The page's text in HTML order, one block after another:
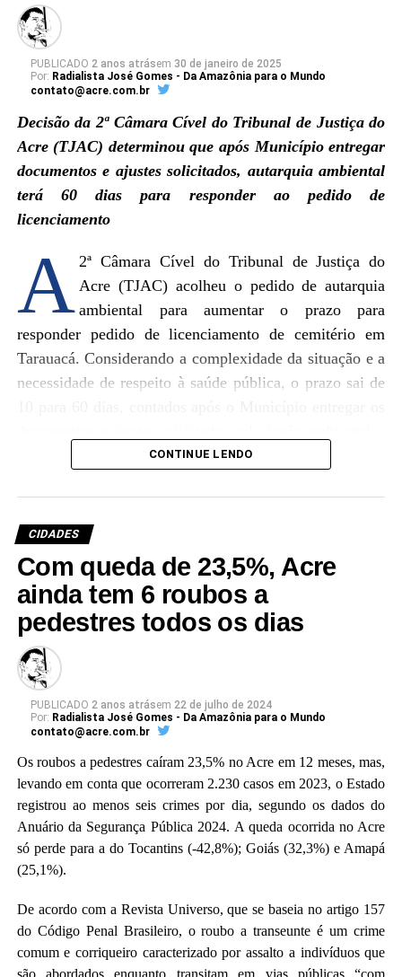
Ver essa foto no Instagram
Uma conversa atual e necessária sobre liderança,
protagonismo feminino, transformação do mundo do
trabalho, impacto do digital e novas possibilidades para
o presente e para o futuro.
Local:Ginásio Ruynet Lima de Matos, Tarauacá/AC
8 de abril
Horário:a partir das 17h30
Entrada gratuita e aberta ao público.
PUBLICADO 2 anos atrásem 30 de janeiro de 2025
Por: Radialista José Gomes - Da Amazônia para o Mundo
contato@acre.com.br
Decisão da 2ª Câmara Cível do Tribunal de Justiça do
Acre (TJAC) determinou que após Município entregar
documentos e ajustes solicitados, autarquia ambiental
terá 60 dias para responder ao pedido de
licenciamento
A 2ª Câmara Cível do Tribunal de Justiça do
Acre (TJAC) acolheu o pedido de autarquia
ambiental para aumentar o prazo para
responder pedido de licenciamento de cemitério em
Tarauacá. Considerando a complexidade da situação e a
necessidade de respeito à saúde pública, o prazo sai de
A autarquia requerida tinha recebido o prazo de 10 dias
para providenciar o encerramento do pedido de licença
do cemitério, sob pena de multa diária de R$ 10 mil,
limitado para R$ 50 mil. Contudo, a requerida entrou
com recurso expondo a necessidade ampliar o prazo
para executar o trabalho, devido à complexidade da
situação.
Cemitério de Tarauacá [créditos: Acre.com.br]
O pedido para aumentar o prazo foi acolhido pelo
Colegiado, mas foi mantida a aplicação de multa para o
caso de descumprimento da ordem judicial. O relator do
CONTINUE LENDO
CIDADES
Com queda de 23,5%, Acre
ainda tem 6 roubos a
pedestres todos os dias
PUBLICADO 2 anos atrásem 22 de julho de 2024
Por: Radialista José Gomes - Da Amazônia para o Mundo
contato@acre.com.br
Os roubos a pedestres caíram 23,5% no Acre em 12 meses, mas,
levando em conta que ocorreram 2.230 casos em 2023, o Estado
registrou ao menos seis crimes por dia, segundo os dados do
Anuário da Segurança Pública 2024. A queda ocorrida no Acre
só perde para a do Tocantins (-42,8%); Goiás (32,3%) e Amapá
(25,1%).
De acordo com a Revista Universo, que se baseia no artigo 157
do Código Penal Brasileiro, o roubo a transeunte é um crime
comum e corriqueiro caracterizado por assalto a indivíduos que
são abordados enquanto transitam em vias públicas “com